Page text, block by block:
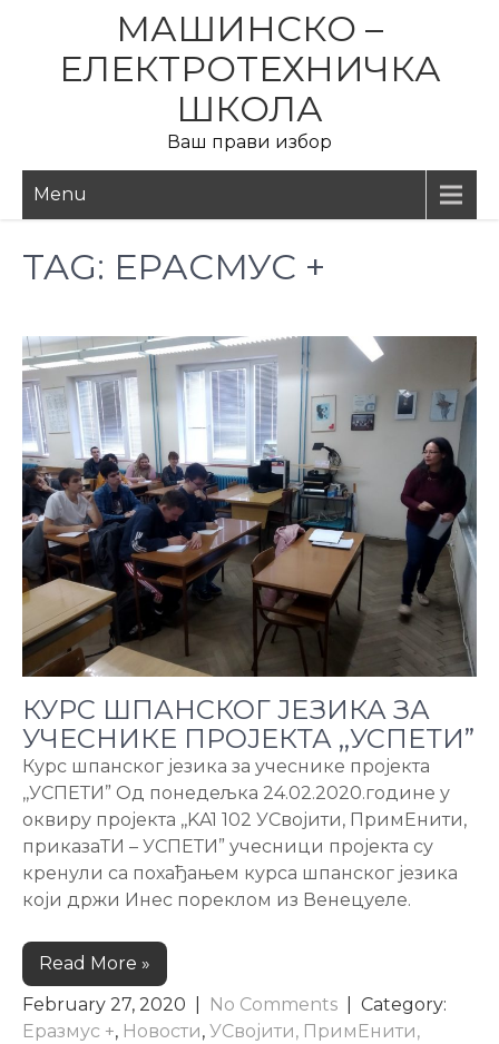
content
МАШИНСКО –
ЕЛЕКТРОТЕХНИЧКА
ШКОЛА
Ваш прави избор
Menu
TAG: ЕРАСМУС +
КУРС ШПАНСКОГ ЈЕЗИКА ЗА
УЧЕСНИКЕ ПРОЈЕКТА ,,УСПЕТИ”
Курс шпанског језика за учеснике пројекта
,,УСПЕТИ” Од понедељка 24.02.2020.године у
оквиру пројекта ,,KA1 102 УСвојити, ПримЕнити,
приказаТИ – УСПЕТИ” учесници пројекта су
кренули са похађањем курса шпанског језика
који држи Инес пореклом из Венецуеле.
Read More »
February 27, 2020
No Comments
| Category:
Еразмус +, Новости, УСвојити, ПримЕнити,